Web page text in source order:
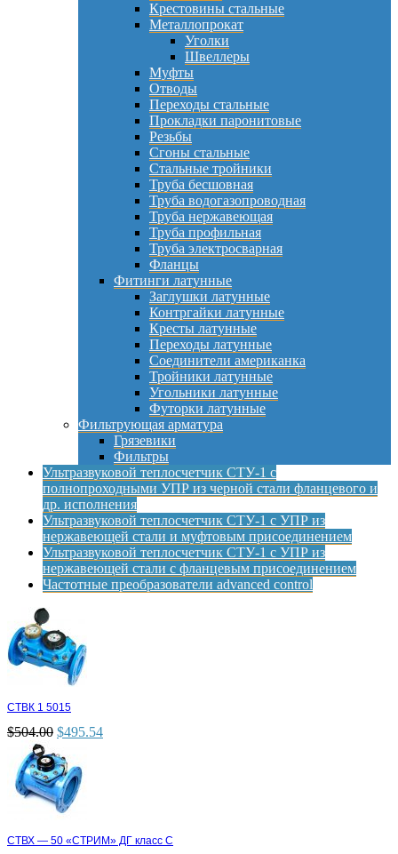
Крестовины стальные
Металлопрокат
Уголки
Швеллеры
Муфты
Отводы
Переходы стальные
Прокладки паронитовые
Резьбы
Сгоны стальные
Стальные тройники
Труба бесшовная
Труба водогазопроводная
Труба нержавеющая
Труба профильная
Труба электросварная
Фланцы
Фитинги латунные
Заглушки латунные
Контргайки латунные
Кресты латунные
Переходы латунные
Соединители американка
Тройники латунные
Угольники латунные
Футорки латунные
Фильтрующая арматура
Грязевики
Фильтры
Ультразвуковой теплосчетчик СТУ-1 с
полнопроходными УПР из черной стали фланцевого и
др. исполнения
Ультразвуковой теплосчетчик СТУ-1 с УПР из
нержавеющей стали и муфтовым присоединением
Ультразвуковой теплосчетчик СТУ-1 с УПР из
нержавеющей стали с фланцевым присоединением
Частотные преобразователи advanced control
СТВК 1 5015
$504.00 $495.54
СТВХ — 50 «СТРИМ» ДГ класс С